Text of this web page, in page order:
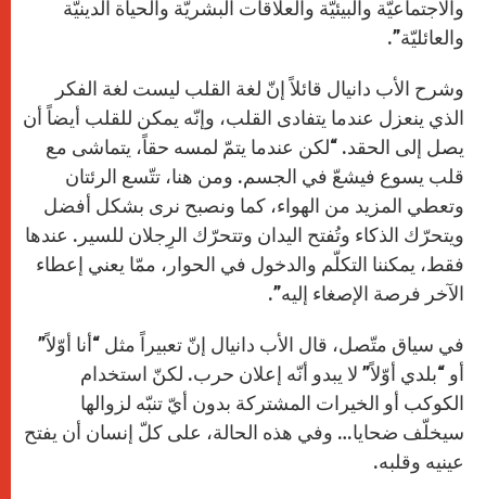
والاجتماعيّة والبيئيّة والعلاقات البشريّة والحياة الدينيّة
والعائليّة”.
وشرح الأب دانيال قائلاً إنّ لغة القلب ليست لغة الفكر
الذي ينعزل عندما يتفادى القلب، وإنّه يمكن للقلب أيضاً أن
يصل إلى الحقد. “لكن عندما يتمّ لمسه حقاً، يتماشى مع
قلب يسوع فيشعّ في الجسم. ومن هنا، تتّسع الرئتان
وتعطي المزيد من الهواء، كما ونصبح نرى بشكل أفضل
ويتحرّك الذكاء وتُفتح اليدان وتتحرّك الرِجلان للسير. عندها
فقط، يمكننا التكلّم والدخول في الحوار، ممّا يعني إعطاء
الآخر فرصة الإصغاء إليه”.
في سياق متّصل، قال الأب دانيال إنّ تعبيراً مثل “أنا أوّلاً”
أو “بلدي أوّلاً” لا يبدو أنّه إعلان حرب. لكنّ استخدام
الكوكب أو الخيرات المشتركة بدون أيّ تنبّه لزوالها
سيخلّف ضحايا… وفي هذه الحالة، على كلّ إنسان أن يفتح
عينيه وقلبه.